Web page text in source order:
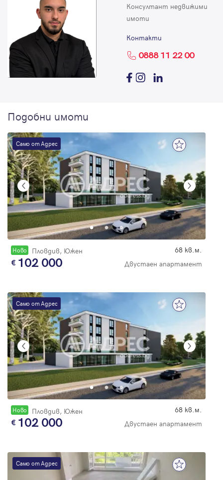
Консултант недвижими
имоти
Контакти
0888 11 22 00
Подобни имоти
Само от Адрес
Новo Пловдив, Южен 68 кв.м.
102 000 Двустаен апартамент
Само от Адрес
Новo Пловдив, Южен 68 кв.м.
102 000 Двустаен апартамент
Само от Адрес